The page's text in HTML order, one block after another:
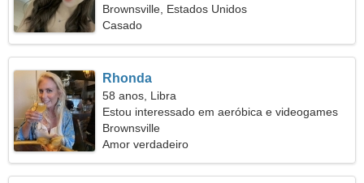
Brownsville, Estados Unidos
Casado
Rhonda
58 anos, Libra
Estou interessado em aeróbica e videogames
Brownsville
Amor verdadeiro